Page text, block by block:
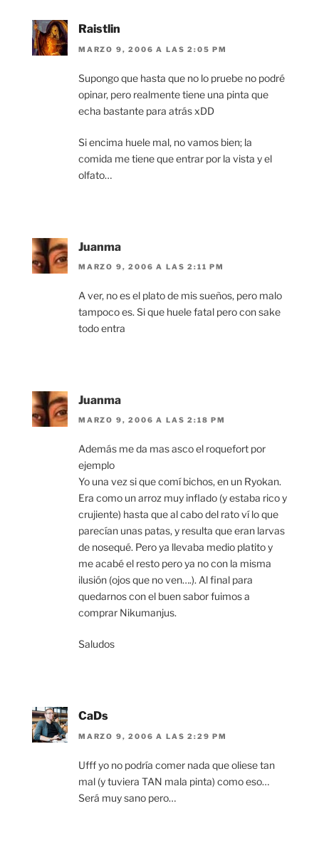
Raistlin
MARZO 9, 2006 A LAS 2:05 PM
Supongo que hasta que no lo pruebe no podré
opinar, pero realmente tiene una pinta que
echa bastante para atrás xDD
Si encima huele mal, no vamos bien; la
comida me tiene que entrar por la vista y el
olfato…
Juanma
MARZO 9, 2006 A LAS 2:11 PM
A ver, no es el plato de mis sueños, pero malo
tampoco es. Si que huele fatal pero con sake
todo entra
Juanma
MARZO 9, 2006 A LAS 2:18 PM
Además me da mas asco el roquefort por
ejemplo
Yo una vez si que comí bichos, en un Ryokan.
Era como un arroz muy inflado (y estaba rico y
crujiente) hasta que al cabo del rato ví lo que
parecían unas patas, y resulta que eran larvas
de nosequé. Pero ya llevaba medio platito y
me acabé el resto pero ya no con la misma
ilusión (ojos que no ven….). Al final para
quedarnos con el buen sabor fuimos a
comprar Nikumanjus.
Saludos
CaDs
MARZO 9, 2006 A LAS 2:29 PM
Ufff yo no podría comer nada que oliese tan
mal (y tuviera TAN mala pinta) como eso…
Será muy sano pero…